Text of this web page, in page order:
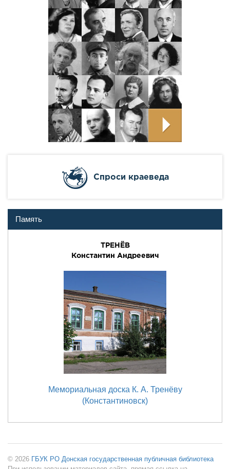
Cпроси краеведа
Память
ТРЕНЁВ
Константин Андреевич
Мемориальная доска К. А. Тренёву
(Константиновск)
© 2026 ГБУК РО Донская государственная публичная библиотека